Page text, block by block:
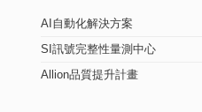
AI自動化解決方案
SI訊號完整性量測中心
Allion品質提升計畫